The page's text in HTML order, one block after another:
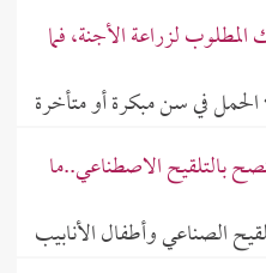
لزراعة الأجنة، فما
الحمل في سن مبكرة أو متأخرة
بالتلقيح الاصطناعي..ما
الصناعي وأطفال الأنابيب